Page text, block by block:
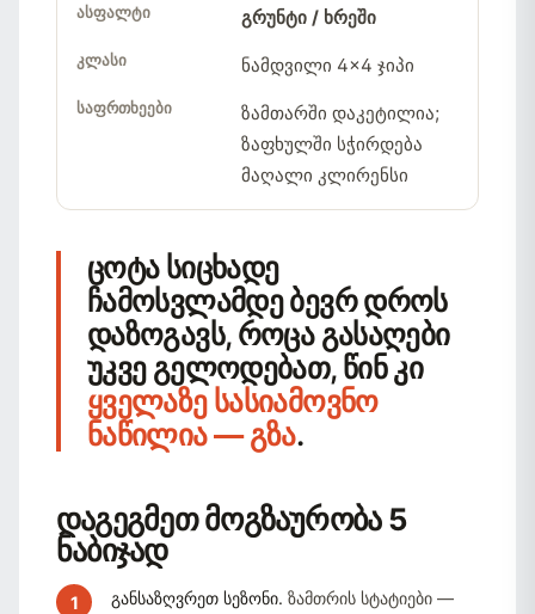
გრუნტი / ხრეში
ნამდვილი 4×4 ჯიპი
ზამთარში დაკეტილია;
ზაფხულში სჭირდება
მაღალი კლირენსი
ცოტა სიცხადე
ჩამოსვლამდე ბევრ დროს
დაზოგავს, როცა გასაღები
უკვე გელოდებათ, წინ კი
ყველაზე სასიამოვნო
ნაწილია — გზა.
დაგეგმეთ მოგზაურობა 5
ნაბიჯად
განსაზღვრეთ სეზონი. ზამთრის სტატიები —